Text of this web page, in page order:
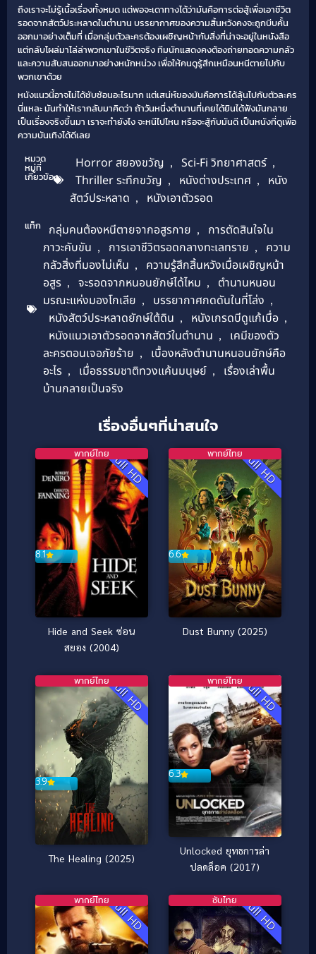
ถึงเราจะไม่รู้เนื้อเรื่องทั้งหมด แต่พอจะเดาทางได้ว่ามันคือการต่อสู้เพื่อเอาชีวิต
รอดจากสัตว์ประหลาดในตำนาน บรรยากาศของความสิ้นหวังคงจะถูกบีบคั้น
ออกมาอย่างเต็มที่ เมื่อกลุ่มตัวละครต้องเผชิญหน้ากับสิ่งที่น่าจะอยู่ในหนังสือ
แต่กลับโผล่มาไล่ล่าพวกเขาในชีวิตจริง ทีมนักแสดงคงต้องถ่ายทอดความกลัว
และความสับสนออกมาอย่างหนักหน่วง เพื่อให้คนดูรู้สึกเหมือนหนีตายไปกับ
พวกเขาด้วย
หนังแนวนี้อาจไม่ได้ซับซ้อนอะไรมาก แต่เสน่ห์ของมันคือการได้ลุ้นไปกับตัวละคร
นี่แหละ มันทำให้เรากลับมาคิดว่า ถ้าวันหนึ่งตำนานที่เคยได้ยินได้ฟังมันกลาย
เป็นเรื่องจริงขึ้นมา เราจะทำยังไง จะหนีไปไหน หรือจะสู้กับมันดี เป็นหนังที่ดูเพื่อ
ความบันเทิงได้ดีเลย
หมวด
หมู่ที่
เกี่ยวข้อง
Horror สยองขวัญ , Sci-Fi วิทยาศาสตร์ ,
Thriller ระทึกขวัญ , หนังต่างประเทศ ,
หนัง
สัตว์ประหลาด , หนังเอาตัวรอด
แท็ก กลุ่มคนต้องหนีตายจากอสูรกาย ,
การตัดสินใจใน
ภาวะคับขัน , การเอาชีวิตรอดกลางทะเลทราย ,
ความ
กลัวสิ่งที่มองไม่เห็น ,
ความรู้สึกสิ้นหวังเมื่อเผชิญหน้า
อสูร , จะรอดจากหนอนยักษ์ได้ไหม ,
ตำนานหนอน
มรณะแห่งมองโกเลีย , บรรยากาศกดดันในที่โล่ง ,
หนังสัตว์ประหลาดยักษ์ใต้ดิน , หนังเกรดบีดูแก้เบื่อ ,
หนังแนวเอาตัวรอดจากสัตว์ในตำนาน ,
เคมีของตัว
ละครตอนเจอภัยร้าย ,
เบื้องหลังตำนานหนอนยักษ์คือ
อะไร , เมื่อธรรมชาติทวงแค้นมนุษย์ ,
เรื่องเล่าพื้น
บ้านกลายเป็นจริง
เรื่องอื่นๆที่น่าสนใจ
Full HD
8.1
พากย์ไทย
Hide and Seek ซ่อน
สยอง (2004)
Full HD
6.6
พากย์ไทย
Dust Bunny (2025)
Full HD
3.9
พากย์ไทย
The Healing (2025)
Full HD
6.3
พากย์ไทย
Unlocked ยุทธการล่า
ปลดล็อค (2017)
Full HD
พากย์ไทย Full HD
ซับไทย